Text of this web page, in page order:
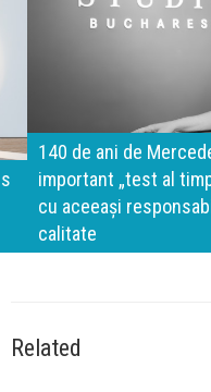
140 de ani de Mercedes-
important „test al
cu aceeași
calitate
Related